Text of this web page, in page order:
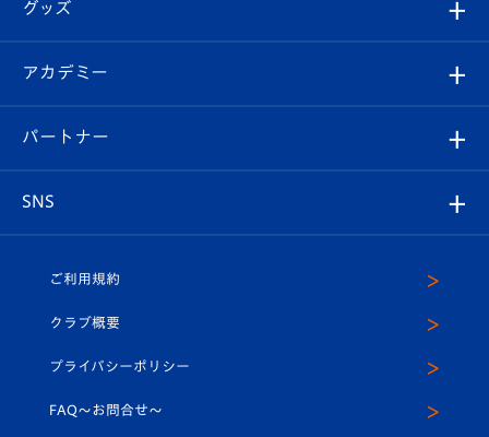
チケット
イベント
メディア
ホームタウン
スタッフプロフィール
マスコット紹介
平和祈念活動
Revive Team
ヴィヴィくんの長崎おもてなしガイド
フォトギャラリー
スタジアムグルメ
V-LOVERS（ファンクラブ）
プレイヤーズスイート
グッズ
オンラインショップ
店舗情報
アカデミー
育成からのお知らせ
U-18
スクール
パートナー
SNS
ヴィヴィくんインスタグラム
公式LINE＠
ご利用規約
クラブ概要
プライバシーポリシー
FAQ〜お問合せ〜